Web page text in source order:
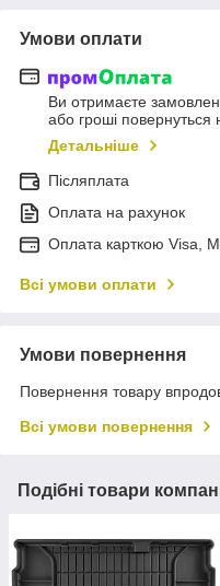
Умови оплати
Ви отримаєте
або гроші повернуться
Детальніше
Післяплата
Оплата на рахунок
Оплата карткою Visa,
Всі умови оплати
Умови повернення
Повернення товару
Всі умови повернення
Подібні товари